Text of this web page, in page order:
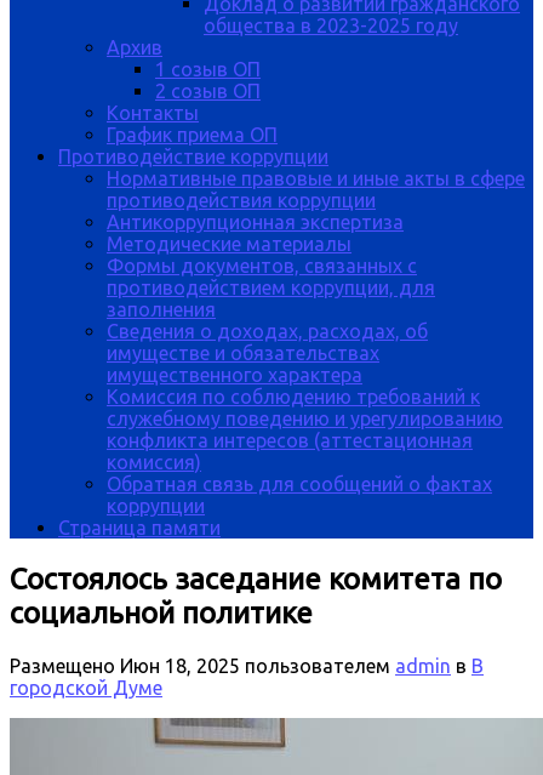
общества в 2023-2025 году
Архив
1 созыв ОП
2 созыв ОП
Контакты
График приема ОП
Противодействие коррупции
Нормативные правовые и иные акты в сфере
противодействия коррупции
Антикоррупционная экспертиза
Методические материалы
Формы документов, связанных с
противодействием коррупции, для
заполнения
Сведения о доходах, расходах, об
имуществе и обязательствах
имущественного характера
Комиссия по соблюдению требований к
служебному поведению и урегулированию
конфликта интересов (аттестационная
комиссия)
Обратная связь для сообщений о фактах
коррупции
Страница памяти
Состоялось заседание комитета по
социальной политике
Размещено Июн 18, 2025 пользователем admin в В
городской Думе